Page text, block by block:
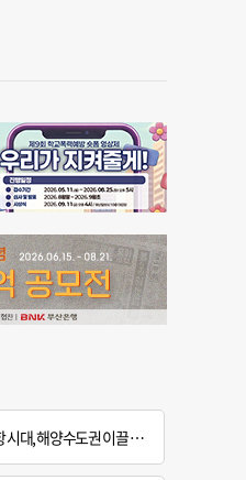
양수도권 이끌 구심점 돼야